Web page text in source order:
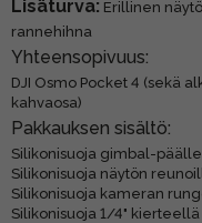
Lisäturva: Erillinen
rannehihna
Yhteensopivuus:
DJI Osmo Pocket 4 (sekä
kahvaosa)
Pakkauksen sisältö:
Silikonisuoja gimbal-
Silikonisuoja näytön
Silikonisuoja kameran
Silikonisuoja 1/4"